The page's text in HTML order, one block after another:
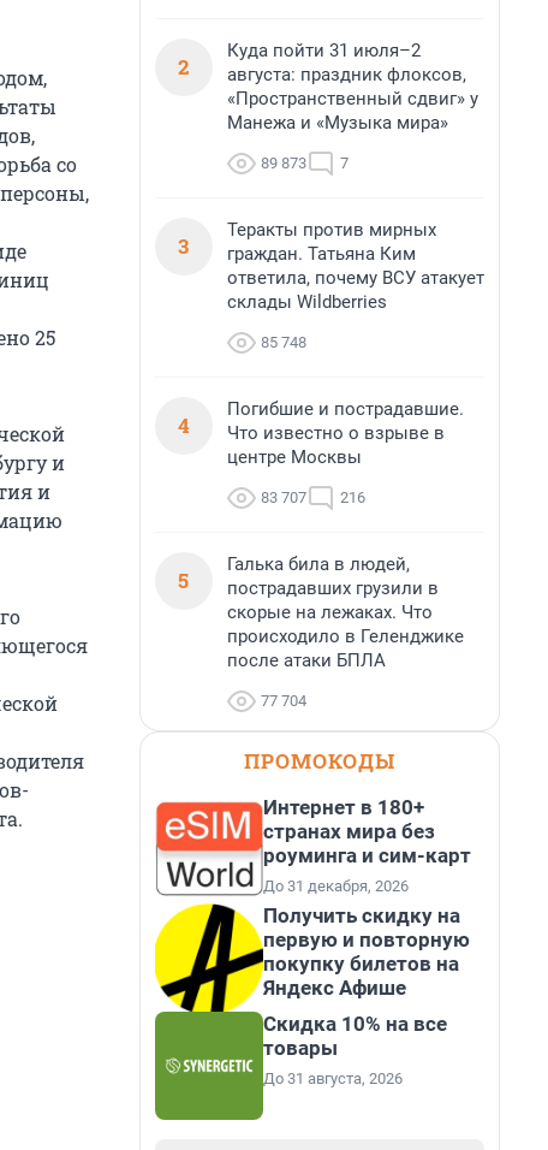
со
25
и
и
2
Куда пойти 31 июля–2
августа: праздник флоксов,
«Пространственный сдвиг» у
Манежа и «Музыка мира»
89 873 7
3
Теракты против мирных
граждан. Татьяна Ким
ответила, почему ВСУ атакует
склады Wildberries
85 748
4
Погибшие и пострадавшие.
Что известно о взрыве в
центре Москвы
83 707 216
5
Галька била в людей,
пострадавших грузили в
скорые на лежаках. Что
происходило в Геленджике
после атаки БПЛА
77 704
ПРОМОКОДЫ
Интернет в 180+
странах мира без
роуминга и сим-карт
До 31 декабря, 2026
Получить скидку на
первую и повторную
покупку билетов на
Яндекс Афише
Скидка 10% на все
товары
До 31 августа, 2026